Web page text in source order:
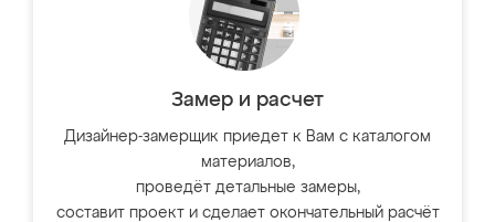
Замер и расчет
Дизайнер-замерщик приедет к Вам с каталогом
материалов,
проведёт детальные замеры,
составит проект и сделает окончательный расчёт